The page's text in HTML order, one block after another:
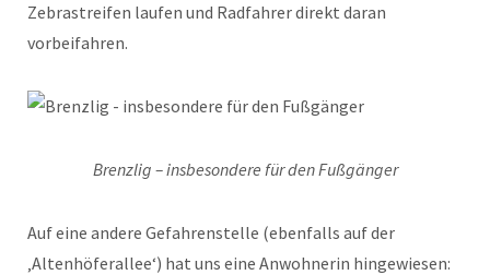
Zebrastreifen laufen und Radfahrer direkt daran
vorbeifahren.
Brenzlig – insbesondere für den Fußgänger
Auf eine andere Gefahrenstelle (ebenfalls auf der
‚Altenhöferallee‘) hat uns eine Anwohnerin hingewiesen: